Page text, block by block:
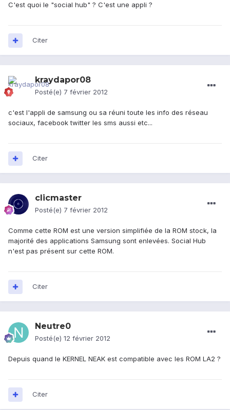
C'est quoi le "social hub" ? C'est une appli ?
Citer
kraydapor08
Posté(e) 7 février 2012
c'est l'appli de samsung ou sa réuni toute les info des réseau
sociaux, facebook twitter les sms aussi etc...
Citer
clicmaster
Posté(e) 7 février 2012
Comme cette ROM est une version simplifiée de la ROM stock, la
majorité des applications Samsung sont enlevées. Social Hub
n'est pas présent sur cette ROM.
Citer
Neutre0
Posté(e) 12 février 2012
Depuis quand le KERNEL NEAK est compatible avec les ROM LA2 ?
Citer